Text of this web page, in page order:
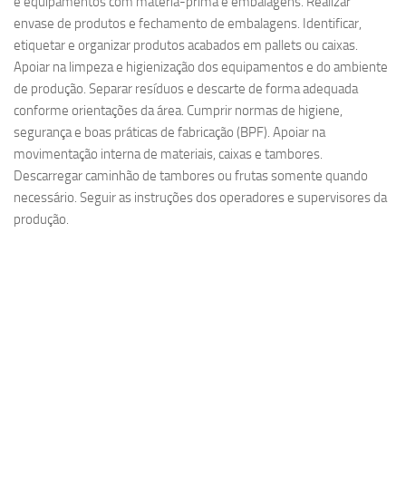
envase de produtos e fechamento de embalagens. Identificar,
etiquetar e organizar produtos acabados em pallets ou caixas.
Apoiar na limpeza e higienização dos equipamentos e do ambiente
de produção. Separar resíduos e descarte de forma adequada
conforme orientações da área. Cumprir normas de higiene,
segurança e boas práticas de fabricação (BPF). Apoiar na
movimentação interna de materiais, caixas e tambores.
Descarregar caminhão de tambores ou frutas somente quando
necessário. Seguir as instruções dos operadores e supervisores da
produção.